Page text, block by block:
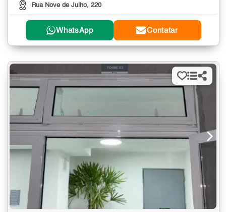
Rua Nove de Julho, 220
WhatsApp Contatar